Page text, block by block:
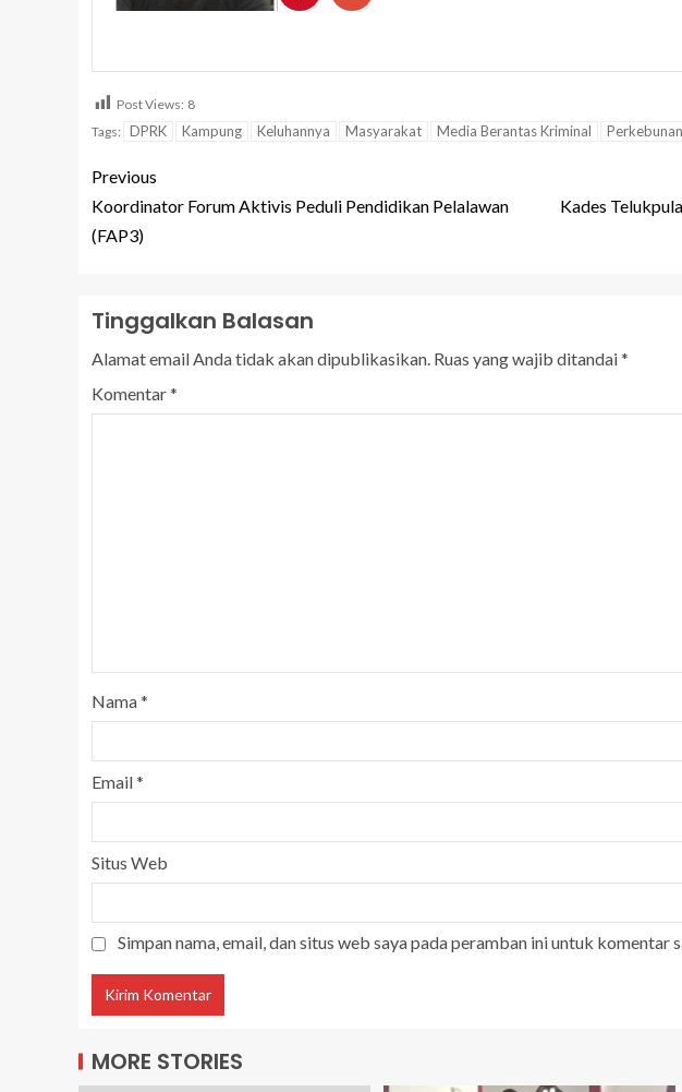
Post Views: 8
Tags: DPRK Kampung Keluhannya Masyarakat Media Berantas Kriminal
Previous
Koordinator Forum Aktivis Peduli Pendidikan Pelalawan
(FAP3)
Kades
Tinggalkan Balasan
Alamat email Anda tidak akan dipublikasikan. Ruas yang wajib ditandai*
Komentar*
Nama*
Email*
Situs Web
Simpan nama, email, dan situs web saya pada peramban ini untuk komentar
MORE STORIES